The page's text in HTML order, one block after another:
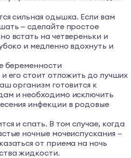
сильная одышка. Если вам
— сделайте простое
встать на четвереньки и
и медленно вдохнуть и
беременности
его стоит отложить до лучших
организм готовится к
и необходимо исключить
инфекции в родовые
и спать. В том случае, когда
ночные мочеиспускания —
от приема на ночь
жидкости.